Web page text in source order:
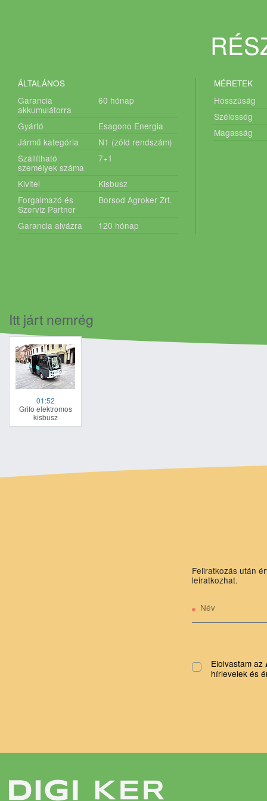
ÁLTALÁNOS
Garancia
akkumulátorra
60 hónap
Gyártó
Esagono Energia
Jármű kategória
N1 (zöld rendszám)
Szállítható
személyek száma
7+1
Kivitel
Kisbusz
Forgalmazó és
Szerviz Partner
Borsod Agroker Zrt.
Garancia alvázra 120 hónap
MÉRETEK
Hosszúság
Szélesség
Magasság
Itt járt nemrég
01:52
Grifo elektromos
kisbusz
Feliratkozás után
leiratkozhat.
Név
Elolvastam az
hírlevelek és